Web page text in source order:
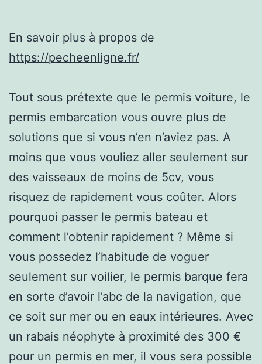
En savoir plus à propos de
https://pecheenligne.fr/
Tout sous prétexte que le permis voiture, le
permis embarcation vous ouvre plus de
solutions que si vous n’en n’aviez pas. A
moins que vous vouliez aller seulement sur
des vaisseaux de moins de 5cv, vous
risquez de rapidement vous coûter. Alors
pourquoi passer le permis bateau et
comment l’obtenir rapidement ? Même si
vous possedez l’habitude de voguer
seulement sur voilier, le permis barque fera
en sorte d’avoir l’abc de la navigation, que
ce soit sur mer ou en eaux intérieures. Avec
un rabais néophyte à proximité des 300 €
pour un permis en mer, il vous sera possible